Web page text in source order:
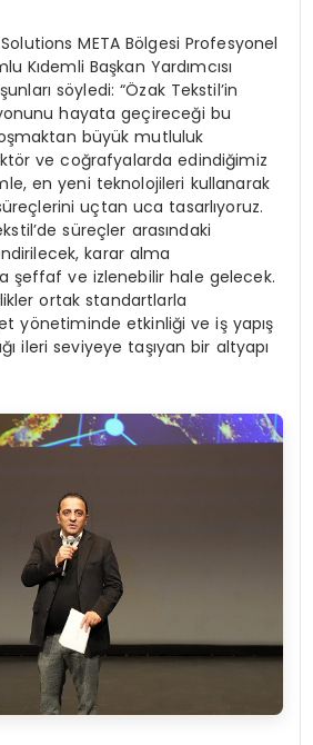
META Bölgesi Profesyonel
Kıdemli Başkan Yardımcısı
söyledi: “Özak Tekstil’in
hayata geçireceği bu
büyük mutluluk
ve coğrafyalarda edindiğimiz
en yeni teknolojileri kullanarak
uçtan uca tasarlıyoruz.
süreçler arasındaki
karar alma
şeffaf ve izlenebilir hale gelecek.
ortak standartlarla
yönetiminde etkinliği ve iş yapış
ileri seviyeye taşıyan bir altyapı